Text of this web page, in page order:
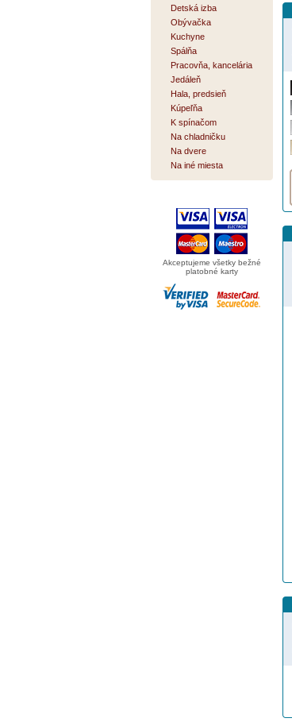
Detská izba
Obývačka
Kuchyne
Spálňa
Pracovňa, kancelária
Jedáleň
Hala, predsieň
Kúpeľňa
K spínačom
Na chladničku
Na dvere
Na iné miesta
Akceptujeme všetky bežné
platobné karty